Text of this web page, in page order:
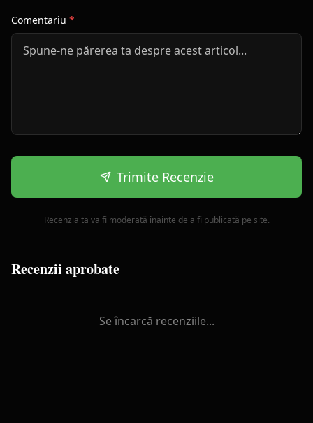
Comentariu *
Trimite Recenzie
Recenzia ta va fi moderată înainte de a fi publicată pe site.
Recenzii aprobate
Se încarcă recenziile...